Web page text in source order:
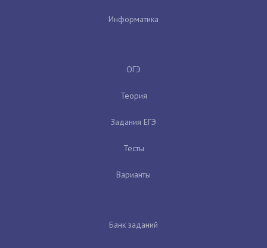
Информатика
ОГЭ
Теория
Задания ЕГЭ
Тесты
Варианты
Банк заданий